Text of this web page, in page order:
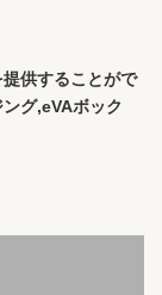
供することがで
グ,eVAボック